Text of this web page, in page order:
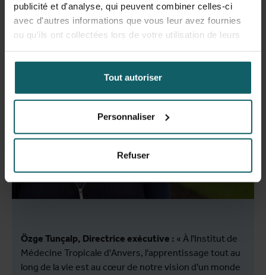
publicité et d'analyse, qui peuvent combiner celles-ci
avec d'autres informations que vous leur avez fournies
ou qu'ils ont collectées lors de votre utilisation de leurs
Tout autoriser
Personnaliser
Refuser
Özge Tunçalp, Directrice exécutive : « À l'Institut de
Médecine Tropicale d'Anvers, l'apprentissage tout au
long de la vie est au cœur de notre vision d'un monde